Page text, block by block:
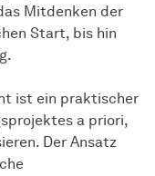
Mitdenken der
Start, bis hin
ist ein praktischer
a priori,
Der Ansatz